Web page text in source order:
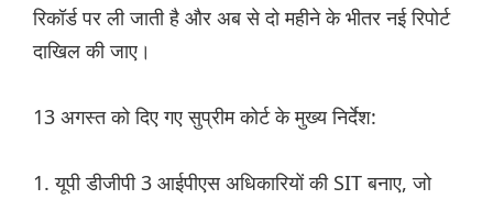
रिकॉर्ड पर ली जाती है और अब से दो महीने के भीतर नई रिपोर्ट
दाखिल की जाए।
13 अगस्त को दिए गए सुप्रीम कोर्ट के मुख्य निर्देश:
1. यूपी डीजीपी 3 आईपीएस अधिकारियों की SIT बनाए, जो